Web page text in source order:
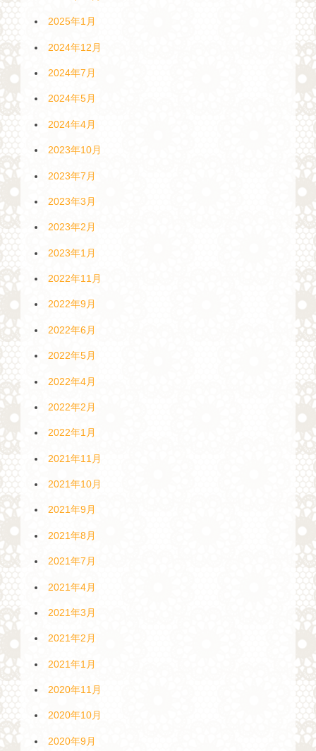
2025年1月
2024年12月
2024年7月
2024年5月
2024年4月
2023年10月
2023年7月
2023年3月
2023年2月
2023年1月
2022年11月
2022年9月
2022年6月
2022年5月
2022年4月
2022年2月
2022年1月
2021年11月
2021年10月
2021年9月
2021年8月
2021年7月
2021年4月
2021年3月
2021年2月
2021年1月
2020年11月
2020年10月
2020年9月